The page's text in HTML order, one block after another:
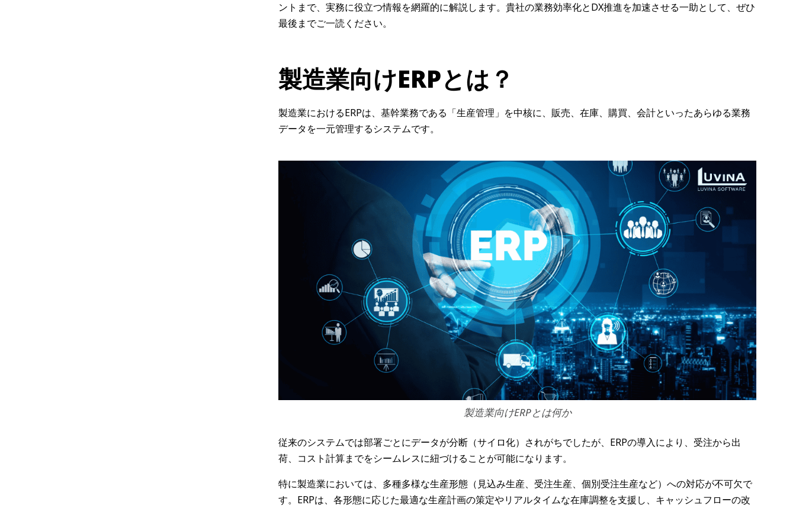
ントまで、実務に役立つ情報を網羅的に解説します。貴社の業務効率化とDX推進を加速させる一助として、ぜひ
最後までご一読ください。
製造業向けERPとは？
製造業におけるERPは、基幹業務である「生産管理」を中核に、販売、在庫、購買、会計といったあらゆる業務
データを一元管理するシステムです。
製造業向けERPとは何か
従来のシステムでは部署ごとにデータが分断（サイロ化）されがちでしたが、ERPの導入により、受注から出
荷、コスト計算までをシームレスに紐づけることが可能になります。
特に製造業においては、多種多様な生産形態（見込み生産、受注生産、個別受注生産など）への対応が不可欠で
す。ERPは、各形態に応じた最適な生産計画の策定やリアルタイムな在庫調整を支援し、キャッシュフローの改